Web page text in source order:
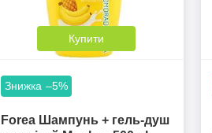
Купити
–5%
Forea Шампунь + гель-душ